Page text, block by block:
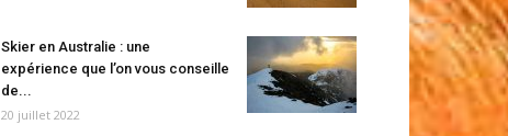
Skier en Australie : une
expérience que l’on vous conseille
de...
20 juillet 2022